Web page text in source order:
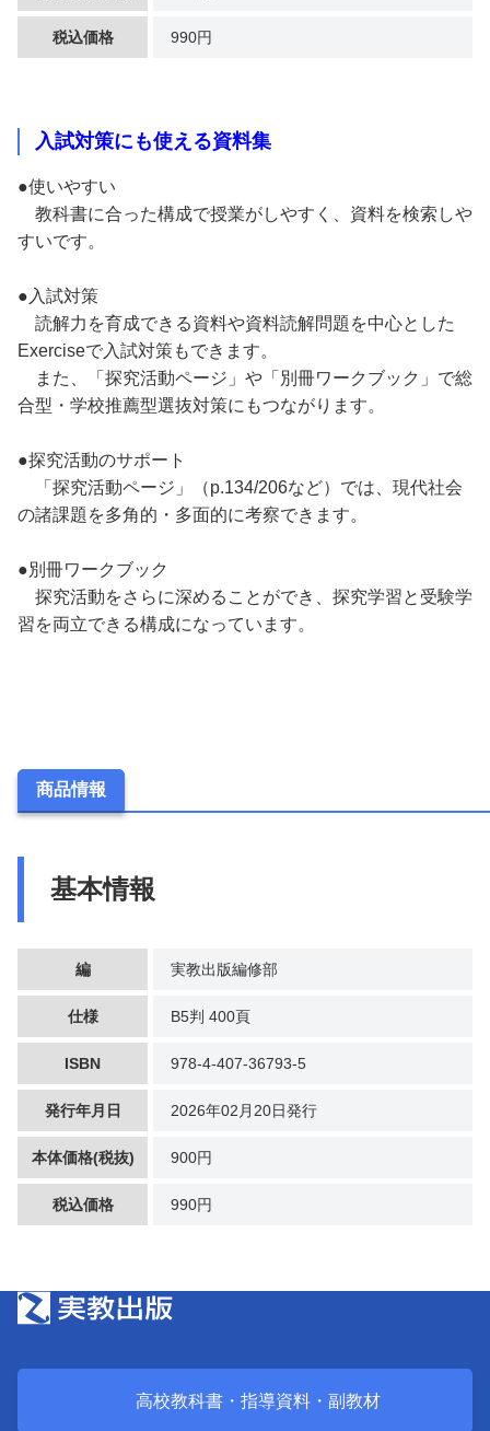
税込価格 990円
入試対策にも使える資料集
●使いやすい
教科書に合った構成で授業がしやすく、資料を検索しや
すいです。
●入試対策
読解力を育成できる資料や資料読解問題を中心とした
Exerciseで入試対策もできます。
また、「探究活動ページ」や「別冊ワークブック」で総
合型・学校推薦型選抜対策にもつながります。
●探究活動のサポート
「探究活動ページ」（p.134/206など）では、現代社会
の諸課題を多角的・多面的に考察できます。
●別冊ワークブック
探究活動をさらに深めることができ、探究学習と受験学
習を両立できる構成になっています。
商品情報
基本情報
編 実教出版編修部
仕様 B5判 400頁
ISBN 978-4-407-36793-5
発行年月日 2026年02月20日発行
本体価格(税抜) 900円
税込価格 990円
高校教科書・ 指導資料・ 副教材